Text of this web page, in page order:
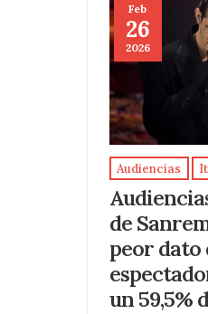
Feb
26
2026
Audiencias
de
peor dato
un 59,5%